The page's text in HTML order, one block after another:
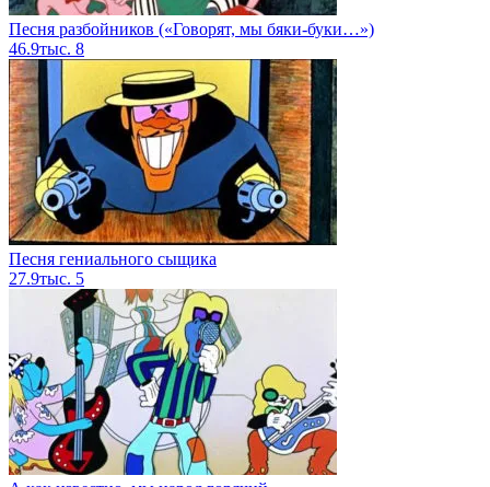
Песня разбойников («Говорят, мы бяки-буки…»)
46.9тыс. 8
Песня гениального сыщика
27.9тыс. 5